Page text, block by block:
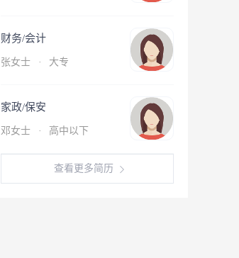
财务/会计
张女士 · 大专
家政/保安
邓女士 · 高中以下
查看更多简历